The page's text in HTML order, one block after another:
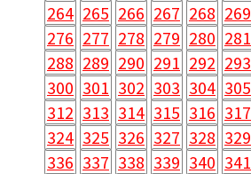
264 265 266 267 268 269
276 277 278 279 280 281
288 289 290 291 292 293
300 301 302 303 304 305
312 313 314 315 316 317
324 325 326 327 328 329
336 337 338 339 340 341